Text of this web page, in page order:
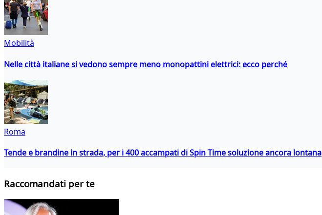
Mobilità
Nelle città italiane si vedono sempre meno monopattini elettrici: ecco perché
Roma
Tende e brandine in strada, per i 400 accampati di Spin Time soluzione ancora lontana
Raccomandati per te